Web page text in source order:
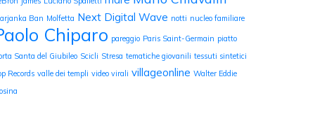
Ban Molfetta Next Digital Wave notti nucleo familiare
Chiparo pareggio Paris Saint-Germain piatto
Santa del Giubileo Scicli Stresa tematiche giovanili tessuti sintetici
Records valle dei templi video virali villageonline Walter Eddie